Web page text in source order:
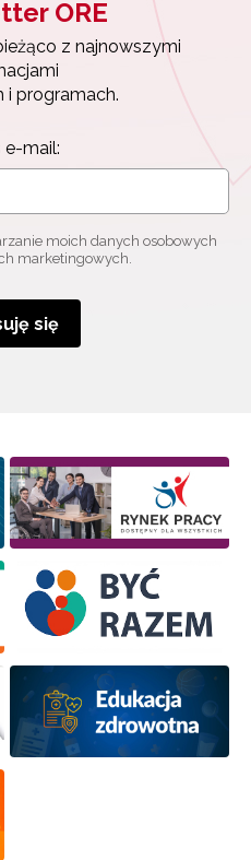
ORE
z najnowszymi
i programach.
e-mail:
moich danych osobowych
marketingowych.
się